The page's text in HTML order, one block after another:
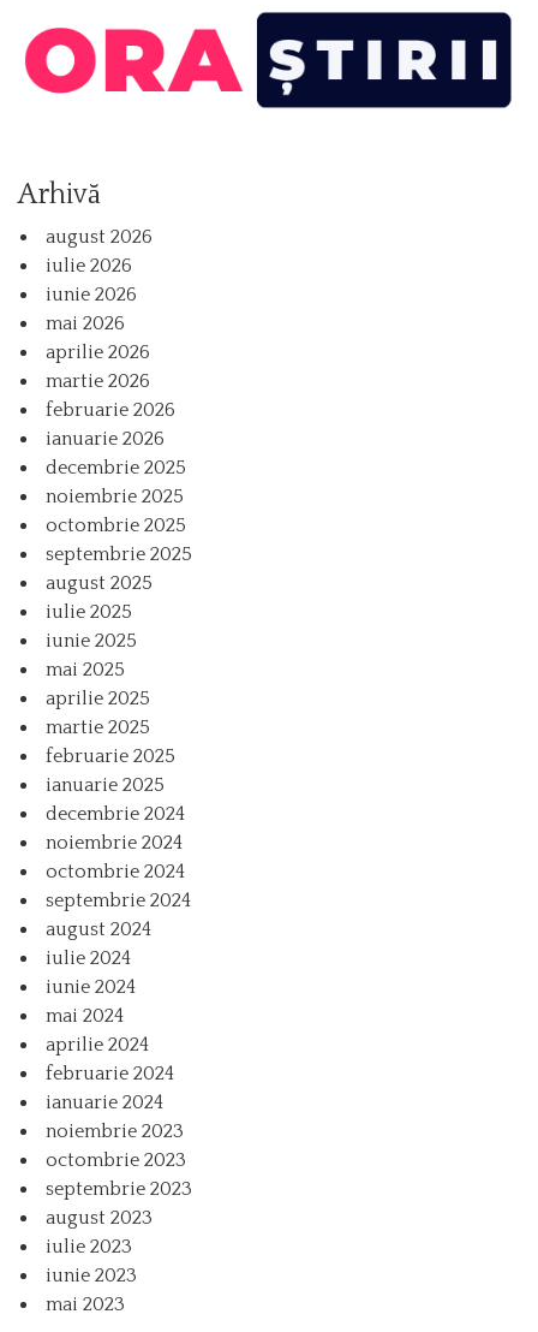
Arhivă
august 2026
iulie 2026
iunie 2026
mai 2026
aprilie 2026
martie 2026
februarie 2026
ianuarie 2026
decembrie 2025
noiembrie 2025
octombrie 2025
septembrie 2025
august 2025
iulie 2025
iunie 2025
mai 2025
aprilie 2025
martie 2025
februarie 2025
ianuarie 2025
decembrie 2024
noiembrie 2024
octombrie 2024
septembrie 2024
august 2024
iulie 2024
iunie 2024
mai 2024
aprilie 2024
februarie 2024
ianuarie 2024
noiembrie 2023
octombrie 2023
septembrie 2023
august 2023
iulie 2023
iunie 2023
mai 2023